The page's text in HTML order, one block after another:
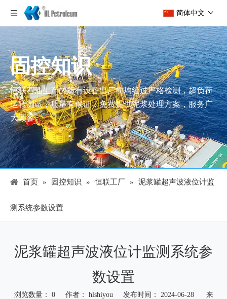
简体中文
固控知识
恒联石油生产的所有设备出厂前均经过严格检测，超负荷
运转测试，质量有保证，免费提供泥浆处理方案，服务广
大顾客。
首页 » 固控知识 » 恒联工厂 » 泥浆罐超声波液位计监
测系统参数设置
泥浆罐超声波液位计监测系统参
数设置
浏览数量： 0作者： hlshiyou 发布时间： 2024-06-28 来